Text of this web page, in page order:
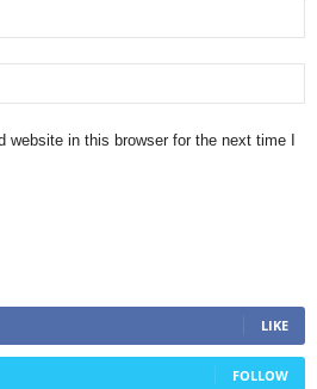
website in this browser for the next time I
LIKE
FOLLOW